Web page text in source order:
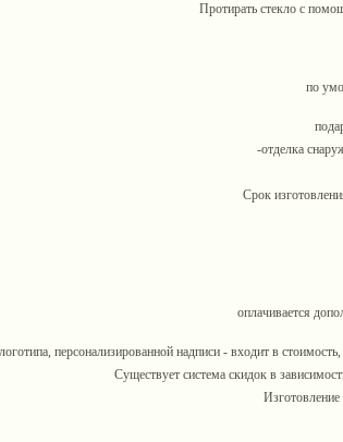
Протирать стекло с
по
-отделка
Срок
оплачивается
персонализированной надписи - входит в
Существует система скидок в
Изготовление